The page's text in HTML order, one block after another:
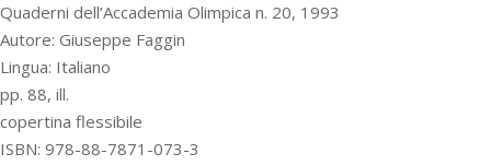
Quaderni dell’Accademia Olimpica n. 20, 1993
Autore: Giuseppe Faggin
Lingua: Italiano
pp. 88, ill.
copertina flessibile
ISBN: 978-88-7871-073-3